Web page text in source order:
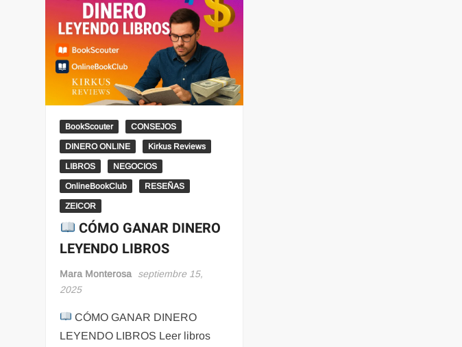
BookScouter CONSEJOS
DINERO ONLINE Kirkus Reviews
LIBROS NEGOCIOS
OnlineBookClub RESEÑAS
ZEICOR
CÓMO GANAR DINERO
LEYENDO LIBROS
Mara Monterosa
septiembre 15,
2025
CÓMO GANAR DINERO
LEYENDO LIBROS Leer libros